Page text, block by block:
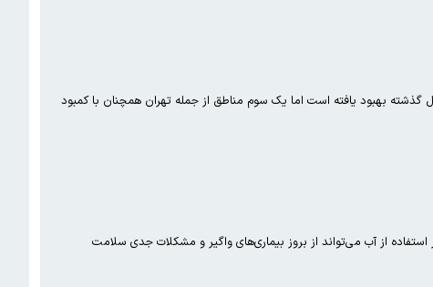
کشور اعلام کرد: اگرچه شرایط اقلیمی در ۲ سوم ایران نسبت به سال گذشته بهبود یافته است اما یک سوم مناطق از جمله تهران همچنان با کمبود
از آب می‌تواند از بروز بیماری‌های واگیر و مشکلات جدی سلامت